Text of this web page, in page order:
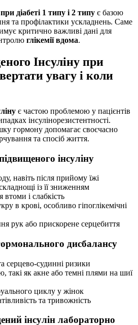
діабеті 1 типу і 2 типу є базою
та профілактики ускладнень. Саме
критично важливі дані для
глікемії вдома.
Інсуліну при
увагу і коли
є частою проблемою у пацієнтів
інсулінорезистентності.
гормону допомагає своєчасно
та спосіб життя.
інсуліну
навіть після прийому їжі
із її зниженням
втоми і слабкість
в крові, особливо гіпоглікемічні
рук або прискорене серцебиття
дисбалансу
серцево-судинні ризики
такі як акне або темні плями на шиї
циклу у жінок
та тривожність
інсулін лабораторно